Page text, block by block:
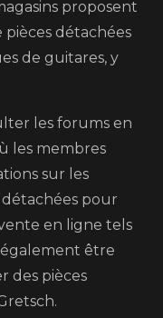
proposent
détachées
de guitares, y
les forums en
les membres
sur les
pour
en ligne tels
être
des pièces